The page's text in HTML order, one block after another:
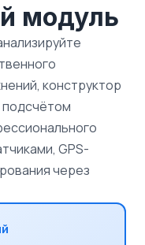
модуль
конструктор
подсчётом
GPS-
через